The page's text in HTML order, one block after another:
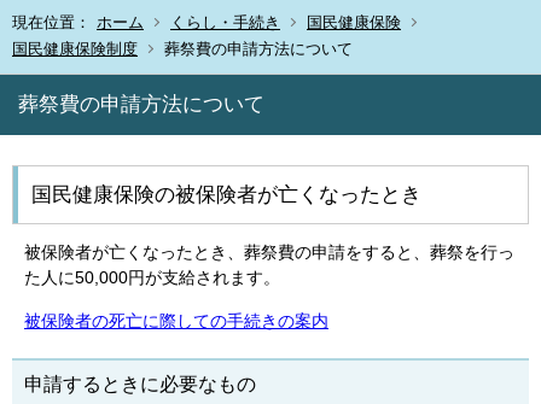
現在位置： ホーム くらし・手続き
国民健康保険
国民健康保険制度
葬祭費の申請方法について
葬祭費の申請方法について
国民健康保険の被保険者が亡くなったとき
被保険者が亡くなったとき、葬祭費の申請をすると、葬祭を行っ
た人に50,000円が支給されます。
被保険者の死亡に際しての手続きの案内
申請するときに必要なもの